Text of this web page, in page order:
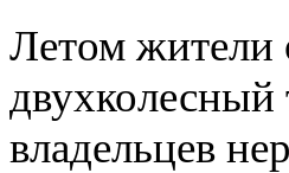
Летом жители
двухколесный
владельцев